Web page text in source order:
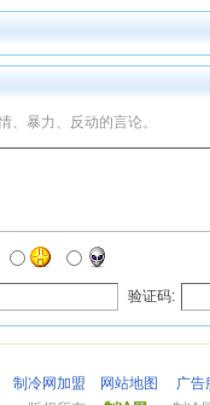
、暴力、反动的言论。
验证码:
制冷网加盟 网站地图
广告